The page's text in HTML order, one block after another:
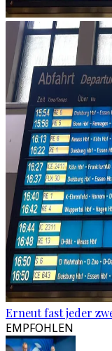
Erneut fast jeder
EMPFOHLEN